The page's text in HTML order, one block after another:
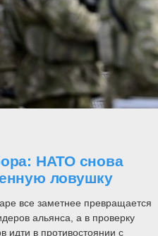
НАТО снова
ловушку
все заметнее превращается
альянса, а в проверку
идти в противостоянии с